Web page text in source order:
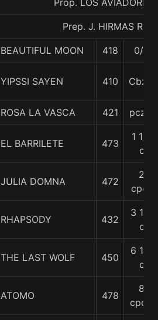
Prop. LOS AVIADORES
Prep. J. HIRMAS R.
BEAUTIFUL MOON 418 0/0
YIPSSI SAYEN 410 Cbza.
ROSA LA VASCA 421 pczo.
EL BARRILETE 473
1 1/2
c
JULIA DOMNA 472
2
cpos
RHAPSODY 432
3 1/2
c
THE LAST WOLF 450
6 1/2
c
ATOMO 478
8
cpos.